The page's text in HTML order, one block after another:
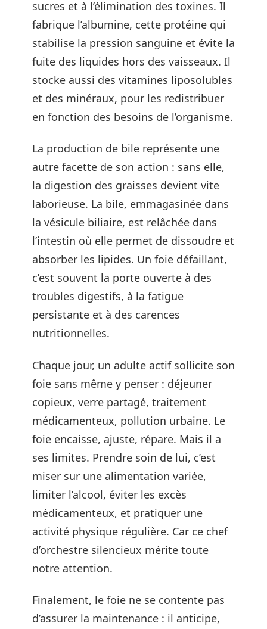
sucres et à l’élimination des toxines. Il
fabrique l’albumine, cette protéine qui
stabilise la pression sanguine et évite la
fuite des liquides hors des vaisseaux. Il
stocke aussi des vitamines liposolubles
et des minéraux, pour les redistribuer
en fonction des besoins de l’organisme.
La production de bile représente une
autre facette de son action : sans elle,
la digestion des graisses devient vite
laborieuse. La bile, emmagasinée dans
la vésicule biliaire, est relâchée dans
l’intestin où elle permet de dissoudre et
absorber les lipides. Un foie défaillant,
c’est souvent la porte ouverte à des
troubles digestifs, à la fatigue
persistante et à des carences
nutritionnelles.
Chaque jour, un adulte actif sollicite son
foie sans même y penser : déjeuner
copieux, verre partagé, traitement
médicamenteux, pollution urbaine. Le
foie encaisse, ajuste, répare. Mais il a
ses limites. Prendre soin de lui, c’est
miser sur une alimentation variée,
limiter l’alcool, éviter les excès
médicamenteux, et pratiquer une
activité physique régulière. Car ce chef
d’orchestre silencieux mérite toute
notre attention.
Finalement, le foie ne se contente pas
d’assurer la maintenance : il anticipe,